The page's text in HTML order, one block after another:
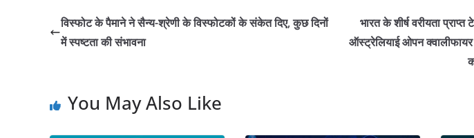
विस्फोट के पैमाने ने सैन्य-श्रेणी के विस्फोटकों के संकेत दिए, कुछ दिनों
में स्पष्टता की संभावना
भारत के शीर्ष वरीयता
ऑस्ट्रेलियाई ओपन क्वालीफायर
You May Also Like